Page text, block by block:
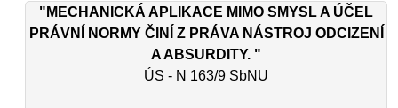
"MECHANICKÁ APLIKACE MIMO SMYSL A ÚČEL
PRÁVNÍ NORMY ČINÍ Z PRÁVA NÁSTROJ ODCIZENÍ
A ABSURDITY. "
ÚS - N 163/9 SbNU